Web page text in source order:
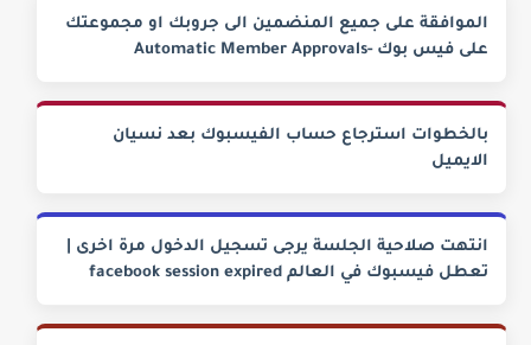
الموافقة على جميع المنضمين الى جروبك او مجموعتك
على فيس بوك -Automatic Member Approvals
بالخطوات استرجاع حساب الفيسبوك بعد نسيان
الايميل
انتهت صلاحية الجلسة يرجى تسجيل الدخول مرة اخرى |
تعطل فيسبوك في العالم facebook session expired